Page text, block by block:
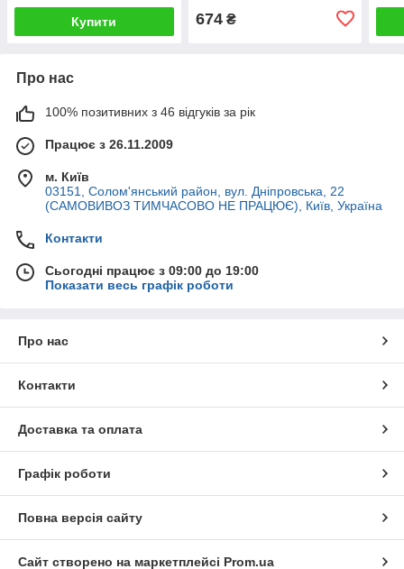
Купити 674₴
Про нас
100% позитивних з 46 відгуків за рік
Працює з 26.11.2009
м. Київ
03151, Солом'янський район, вул. Дніпровська, 22
(САМОВИВОЗ ТИМЧАСОВО НЕ ПРАЦЮЄ), Київ, Україна
Контакти
Сьогодні працює з 09:00 до 19:00
Показати весь графік роботи
Про нас
Контакти
Доставка та оплата
Графік роботи
Повна версія сайту
Сайт створено на маркетплейсі Prom.ua